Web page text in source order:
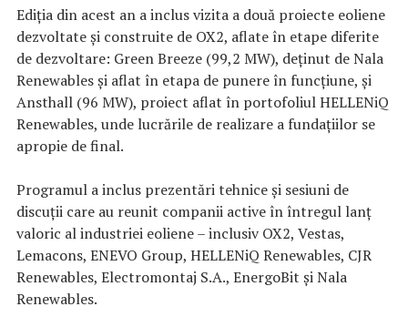
Ediția din acest an a inclus vizita a două proiecte eoliene
dezvoltate și construite de OX2, aflate în etape diferite
de dezvoltare: Green Breeze (99,2 MW), deținut de Nala
Renewables și aflat în etapa de punere în funcțiune, și
Ansthall (96 MW), proiect aflat în portofoliul HELLENiQ
Renewables, unde lucrările de realizare a fundațiilor se
apropie de final.
Programul a inclus prezentări tehnice și sesiuni de
discuții care au reunit companii active în întregul lanț
valoric al industriei eoliene – inclusiv OX2, Vestas,
Lemacons, ENEVO Group, HELLENiQ Renewables, CJR
Renewables, Electromontaj S.A., EnergoBit și Nala
Renewables.